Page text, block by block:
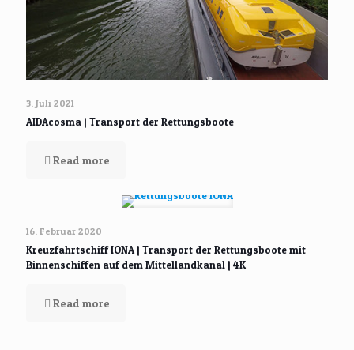
3. Juli 2021
AIDAcosma | Transport der Rettungsboote
Read more
16. Februar 2020
Kreuzfahrtschiff IONA | Transport der Rettungsboote mit
Binnenschiffen auf dem Mittellandkanal | 4K
Read more